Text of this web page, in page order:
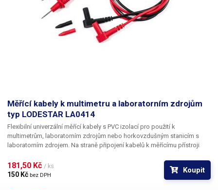
Přesnost měření napětí ± 1 %
Přesnost měření proudu ± 2 %
Rozměry (šířka - výška -
hloubka) [mm]
130-160-270 mm
Napětí
Měřící kabely k multimetru a laboratorním zdrojům
typ LODESTAR LA0414
Flexibilní univerzální měřící kabely s PVC izolací pro použití k
multimetrům, laboratorním zdrojům nebo horkovzdušným stanicím s
laboratorním zdrojem. Na straně připojení kabelů k měřícímu přístroji
činí všestranně použitelné pro zasunutí do libovolného provedení
banánkových vývodů.
181,50 Kč / ks
150 Kč bez DPH
Koupit